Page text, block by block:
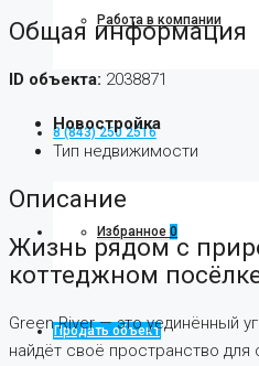
Работа в компании
8 (843) 250 2516
Избранное 0
Продать объект
Общая информация
ID объекта: 2038871
Новостройка
Тип недвижимости
Описание
Жизнь рядом с
коттеджном
Green River — это уединённый
найдёт своё пространство